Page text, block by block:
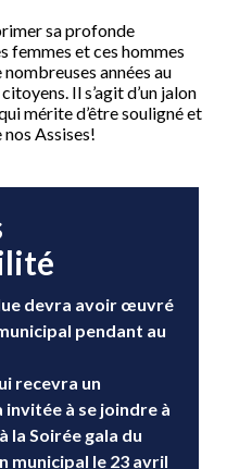
sa profonde
femmes et ces hommes
années au
Il s’agit d’un jalon
mérite d’être souligné et
Assises!
devra avoir œuvré
pendant au
recevra un
invitée à se joindre à
la Soirée gala du
municipal le 23 avril